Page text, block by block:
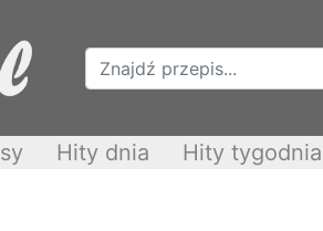
Hity dnia Hity tygodnia